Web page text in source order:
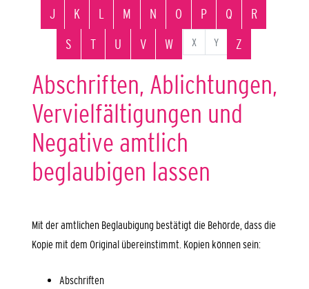
J
K L M N O P Q
R
S
T U V W X Y Z
Abschriften, Ablichtungen,
Vervielfältigungen und
Negative amtlich
beglaubigen lassen
Mit der amtlichen Beglaubigung bestätigt die Behörde, dass die
Kopie mit dem Original übereinstimmt. Kopien können sein:
Abschriften